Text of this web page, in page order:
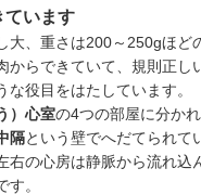
ています
、重さは200～250gほど
からできていて、規則正し
役目をはたしています。
）心室の4つの部屋に分か
隔という壁でへだてられて
右の心房は静脈から流れ込
。